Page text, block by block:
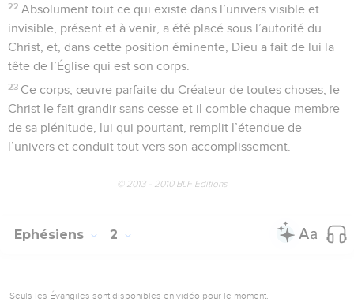
22 Absolument tout ce qui existe dans l’univers visible et
invisible, présent et à venir, a été placé sous l’autorité du
Christ, et, dans cette position éminente, Dieu a fait de lui la
tête de l’Église qui est son corps.
23 Ce corps, œuvre parfaite du Créateur de toutes choses, le
Christ le fait grandir sans cesse et il comble chaque membre
de sa plénitude, lui qui pourtant, remplit l’étendue de
l’univers et conduit tout vers son accomplissement.
© 2013 - 2010 BLF Editions
Ephésiens 2
Seuls les Évangiles sont disponibles en vidéo pour le moment.